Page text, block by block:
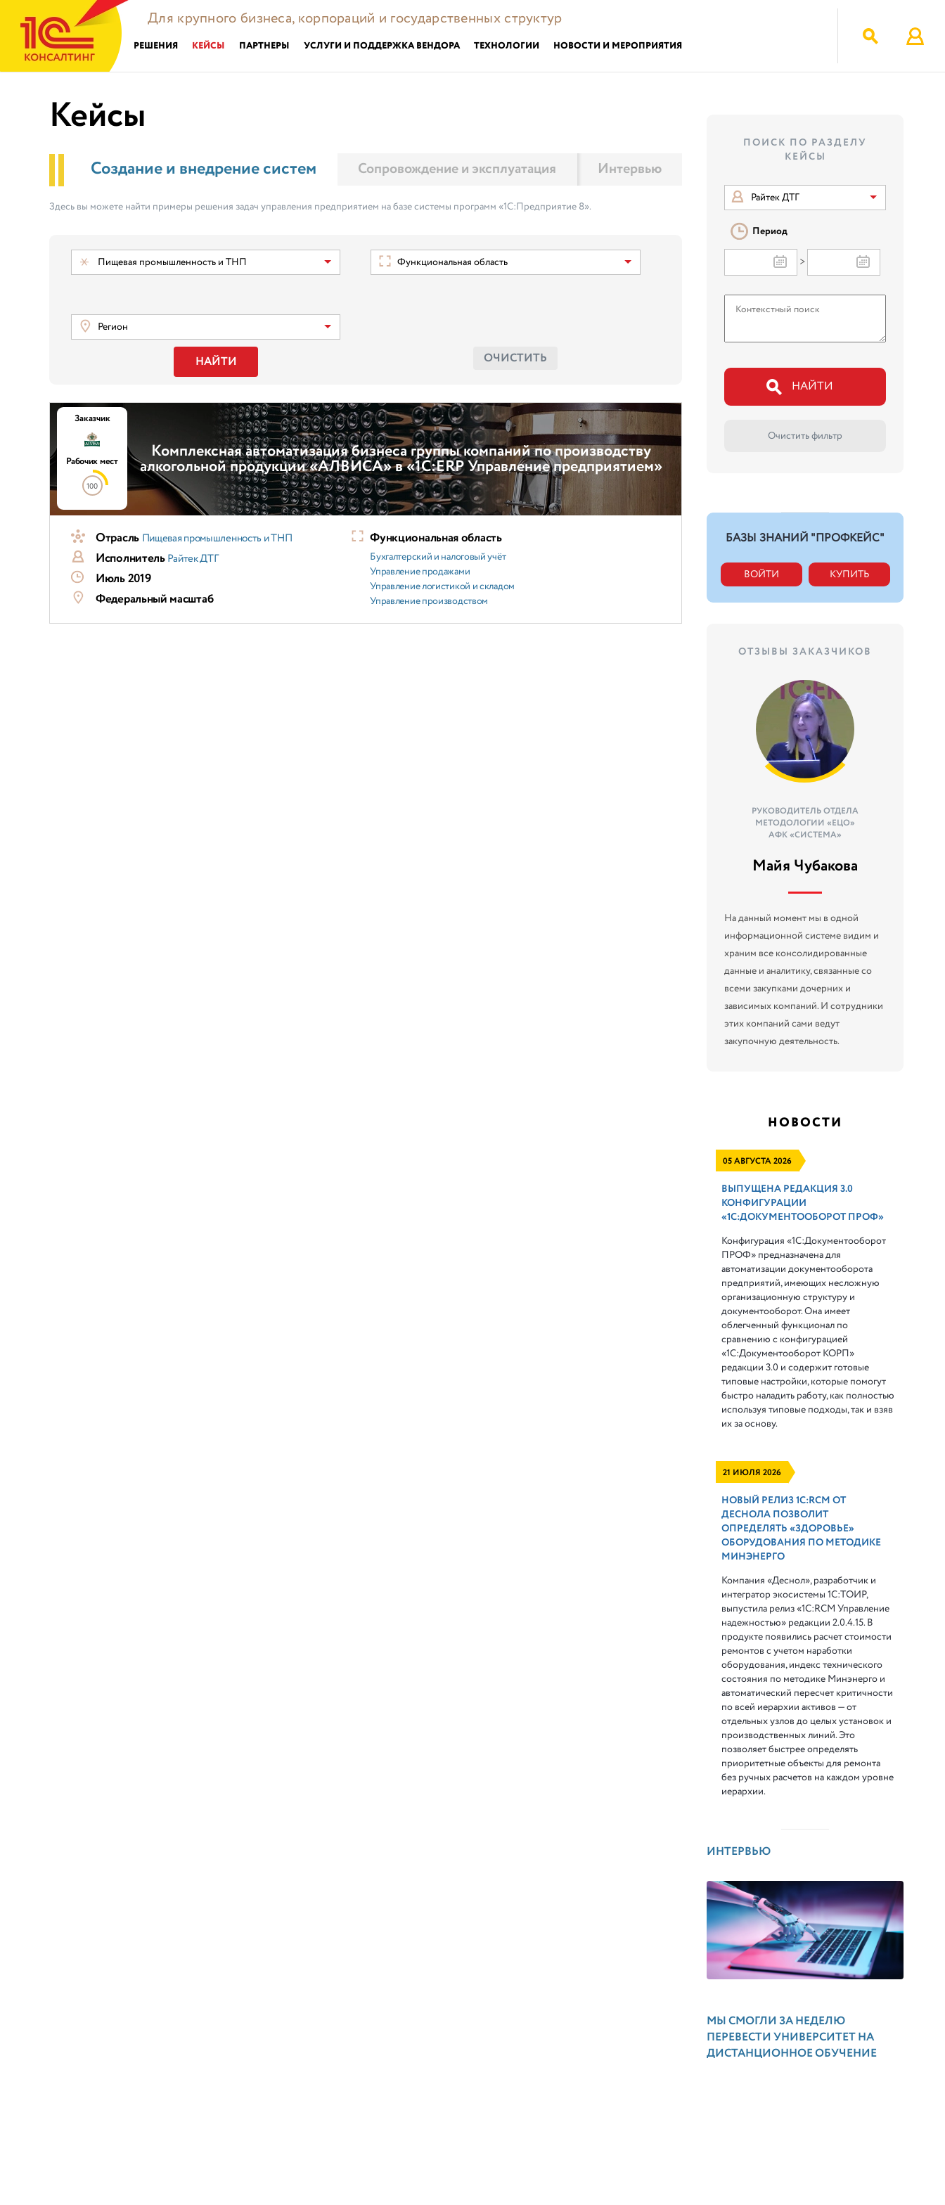
Для крупного бизнеса, корпораций и государственных структур
РЕШЕНИЯ КЕЙСЫ ПАРТНЕРЫ УСЛУГИ И ПОДДЕРЖКА ВЕНДОРА ТЕХНОЛОГИИ НОВОСТИ И МЕРОПРИЯТИЯ
Кейсы
Создание и внедрение систем Сопровождение и эксплуатация Интервью
Здесь вы можете найти примеры решения задач управления предприятием на базе системы программ «1С:Предприятие 8».
Пищевая промышленность и ТНП
Регион
Функциональная область
НАЙТИ ОЧИСТИТЬ
Комплексная автоматизация бизнеса группы компаний по производству
алкогольной продукции «АЛВИСА» в «1С:ERP Управление предприятием»
Заказчик
Рабочих мест
100
Отрасль Пищевая промышленность и ТНП
ИсполнительРайтек ДТГ
Июль 2019
Федеральный масштаб
Функциональная область
Бухгалтерский и налоговый учёт
Управление продажами
Управление логистикой и складом
Управление производством
ПОИСК ПО РАЗДЕЛУ
КЕЙСЫ
Райтек ДТГ
Период
>
НАЙТИ
Очистить фильтр
БАЗЫ ЗНАНИЙ "ПРОФКЕЙС"
ВОЙТИ КУПИТЬ
ОТЗЫВЫ ЗАКАЗЧИКОВ
РУКОВОДИТЕЛЬ ОТДЕЛА
МЕТОДОЛОГИИ «ЕЦО»
АФК «СИСТЕМА»
Майя Чубакова
На данный момент мы в одной
информационной системе видим и
храним все консолидированные
данные и аналитику, связанные со
всеми закупками дочерних и
зависимых компаний. И сотрудники
этих компаний сами ведут
закупочную деятельность.
НОВОСТИ
05 АВГУСТА 2026
ВЫПУЩЕНА РЕДАКЦИЯ 3.0
КОНФИГУРАЦИИ
«1С:ДОКУМЕНТООБОРОТ ПРОФ»
Конфигурация «1С:Документооборот
ПРОФ» предназначена для
автоматизации документооборота
предприятий, имеющих несложную
организационную структуру и
документооборот. Она имеет
облегченный функционал по
сравнению с конфигурацией
«1С:Документооборот КОРП»
редакции 3.0 и содержит готовые
типовые настройки, которые помогут
быстро наладить работу, как полностью
используя типовые подходы, так и взяв
их за основу.
21 ИЮЛЯ 2026
НОВЫЙ РЕЛИЗ 1С:RCM ОТ
ДЕСНОЛА ПОЗВОЛИТ
ОПРЕДЕЛЯТЬ «ЗДОРОВЬЕ»
ОБОРУДОВАНИЯ ПО МЕТОДИКЕ
МИНЭНЕРГО
Компания «Деснол», разработчик и
интегратор экосистемы 1С:ТОИР,
выпустила релиз «1С:RCM Управление
надежностью» редакции 2.0.4.15. В
продукте появились расчет стоимости
ремонтов с учетом наработки
оборудования, индекс технического
состояния по методике Минэнерго и
автоматический пересчет критичности
по всей иерархии активов — от
отдельных узлов до целых установок и
производственных линий. Это
позволяет быстрее определять
приоритетные объекты для ремонта
без ручных расчетов на каждом уровне
иерархии.
ИНТЕРВЬЮ
МЫ СМОГЛИ ЗА НЕДЕЛЮ
ПЕРЕВЕСТИ УНИВЕРСИТЕТ НА
ДИСТАНЦИОННОЕ ОБУЧЕНИЕ